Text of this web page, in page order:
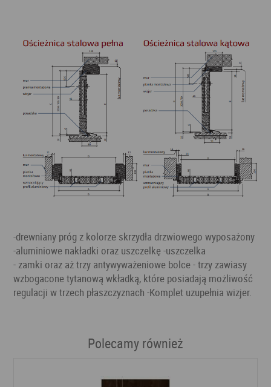
-drewniany próg z kolorze skrzydła drzwiowego wyposażony
-aluminiowe nakładki oraz uszczelkę -uszczelka
- zamki oraz aż trzy antywyważeniowe bolce - trzy zawiasy
wzbogacone tytanową wkładką, które posiadają możliwość
regulacji w trzech płaszczyznach -Komplet uzupełnia wizjer.
Polecamy również